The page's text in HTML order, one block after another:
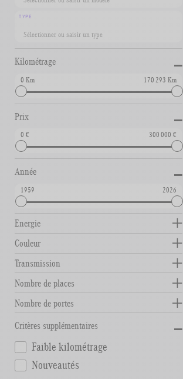
TYPE
Kilométrage -
0 170 293
Prix -
0 300 000
Année -
1959 2026
Energie
Couleur
Transmission
Nombre de places
Nombre de portes
Critères supplémentaires
-
Faible kilométrage
Nouveautés